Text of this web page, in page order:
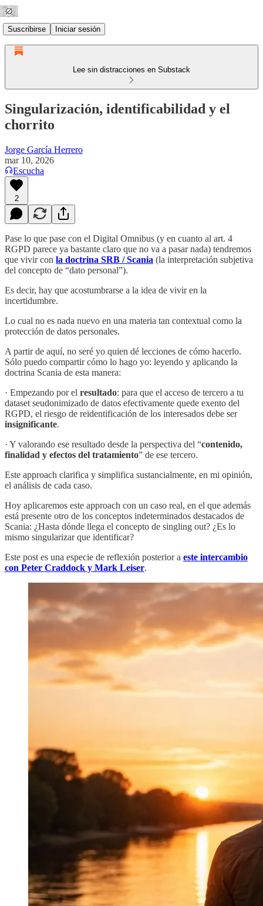
Suscribirse Iniciar sesión
Lee sin distracciones en Substack
Singularización, identificabilidad y el
chorrito
Jorge García Herrero
mar 10, 2026
Escucha
2
Pase lo que pase con el Digital Omnibus (y en cuanto al art. 4
RGPD parece ya bastante claro que no va a pasar nada) tendremos
que vivir con la doctrina SRB / Scania (la interpretación subjetiva
del concepto de “dato personal”).
Es decir, hay que acostumbrarse a la idea de vivir en la
incertidumbre.
Lo cual no es nada nuevo en una materia tan contextual como la
protección de datos personales.
A partir de aquí, no seré yo quien dé lecciones de cómo hacerlo.
Sólo puedo compartir cómo lo hago yo: leyendo y aplicando la
doctrina Scania de esta manera:
· Empezando por el resultado: para que el acceso de tercero a tu
dataset seudonimizado de datos efectivamente quede exento del
RGPD, el riesgo de reidentificación de los interesados debe ser
insignificante.
· Y valorando ese resultado desde la perspectiva del “contenido,
finalidad y efectos del tratamiento” de ese tercero.
Este approach clarifica y simplifica sustancialmente, en mi opinión,
el análisis de cada caso.
Hoy aplicaremos este approach con un caso real, en el que además
está presente otro de los conceptos indeterminados destacados de
Scania: ¿Hasta dónde llega el concepto de singling out? ¿Es lo
mismo singularizar que identificar?
Este post es una especie de reflexión posterior a este intercambio
con Peter Craddock y Mark Leiser.